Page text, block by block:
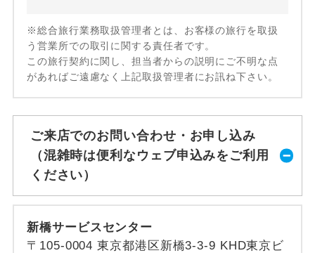
※総合旅行業務取扱管理者とは、お客様の旅行を取扱
う営業所での取引に関する責任者です。
この旅行契約に関し、担当者からの説明にご不明な点
があればご遠慮なく上記取扱管理者にお訊ね下さい。
ご来店でのお問い合わせ・お申し込み
（混雑時は便利なウェブ申込みをご利用
ください）
新橋サービスセンター
〒105-0004 東京都港区新橋3-3-9 KHD東京ビ